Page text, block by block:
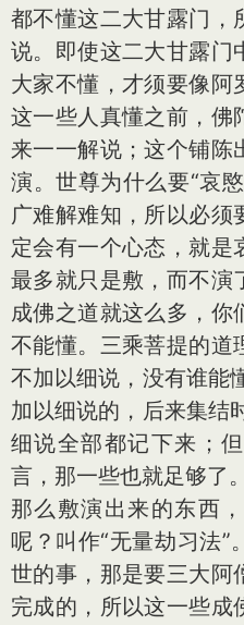
都不懂这二大甘露门，
说。即使这二大甘露门
大家不懂，才须要像阿
这一些人真懂之前，佛
来一一解说；这个铺陈
演。世尊为什么要“哀
广难解难知，所以必须
定会有一个心态，就是
最多就只是敷，而不演
成佛之道就这么多，你
不能懂。三乘菩提的道
不加以细说，没有谁能
加以细说的，后来集结
细说全部都记下来；
言，那一些也就足够了。
那么敷演出来的东西
呢？叫作“无量劫习法”
世的事，那是要三大阿
完成的，所以这一些成